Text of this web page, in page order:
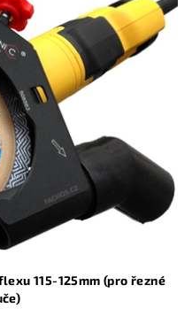
115-125mm (pro řezné